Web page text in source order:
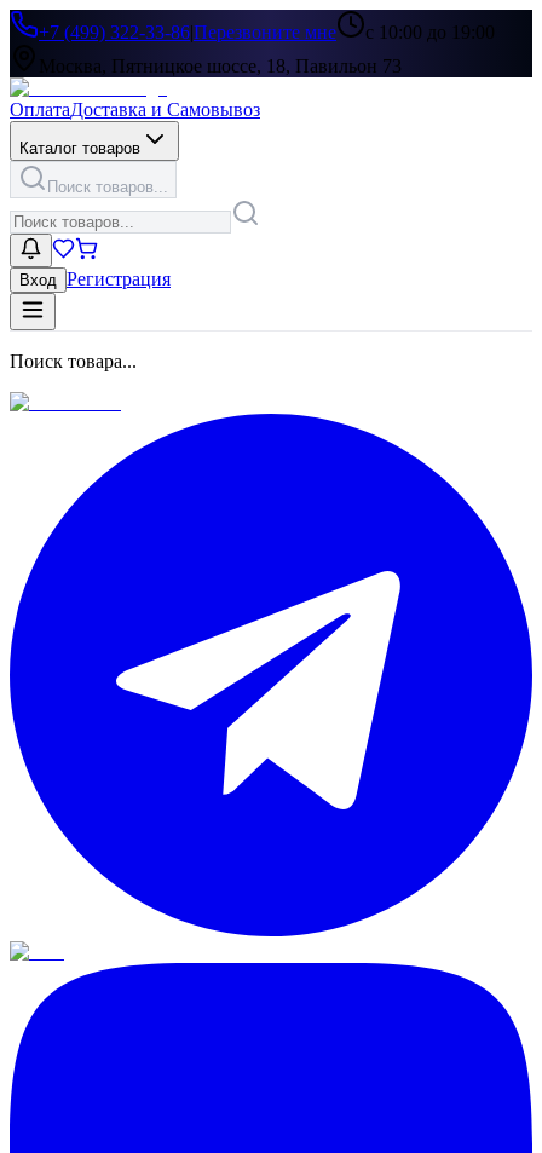
+7 (499) 322-33-86|Перезвоните мне
с 10:00 до 19:00
Москва, Пятницкое шоссе, 18, Павильон 73
ОплатаДоставка и Самовывоз
Каталог товаров
Поиск товаров...
Вход Регистрация
Поиск товара...